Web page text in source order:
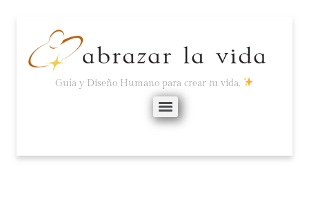
Guía y Diseño Humano para crear tu vida.